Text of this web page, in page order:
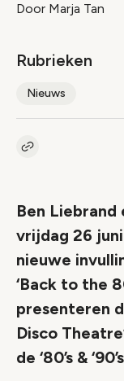
Door Marja Tan
Rubrieken
Nieuws
Kopieer link naar
Ben
vrijdag 26
nieuwe
‘Back to the
presenteren
Disco
de ‘80’s &